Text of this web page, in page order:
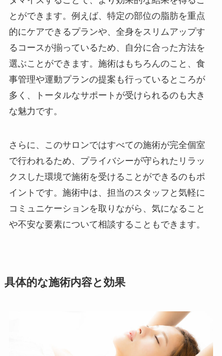
とができます。例えば、特定の部位の脂肪を重点
的にケアできるプランや、全身をスリムアップす
るコースが揃っているため、自分に合った方法を
選ぶことができます。施術はもちろんのこと、食
事管理や運動プランの提案も行っているところが
多く、トータルなサポートが受けられるのも大き
な魅力です。
さらに、このサロンではすべての施術が完全個室
で行われるため、プライバシーが守られたリラッ
クスした環境で施術を受けることができるのもポ
イントです。施術中は、担当のスタッフと気軽に
コミュニケーションを取りながら、気になること
や不安な要素について相談することもできます。
具体的な施術内容と効果